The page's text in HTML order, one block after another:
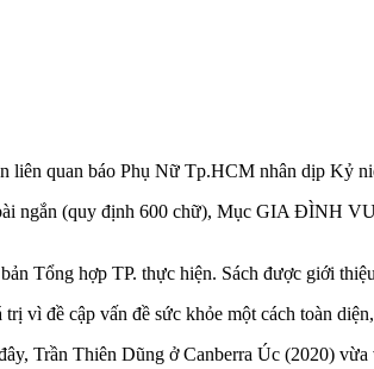
quan báo Phụ Nữ Tp.HCM nhân dịp Kỷ
ngắn (quy định 600 chữ), Mục GIA ĐÌNH
Tổng hợp TP. thực hiện. Sách được giới
trị vì đề cập vấn đề sức khỏe một cách toàn
Trần Thiên Dũng ở Canberra Úc (2020)